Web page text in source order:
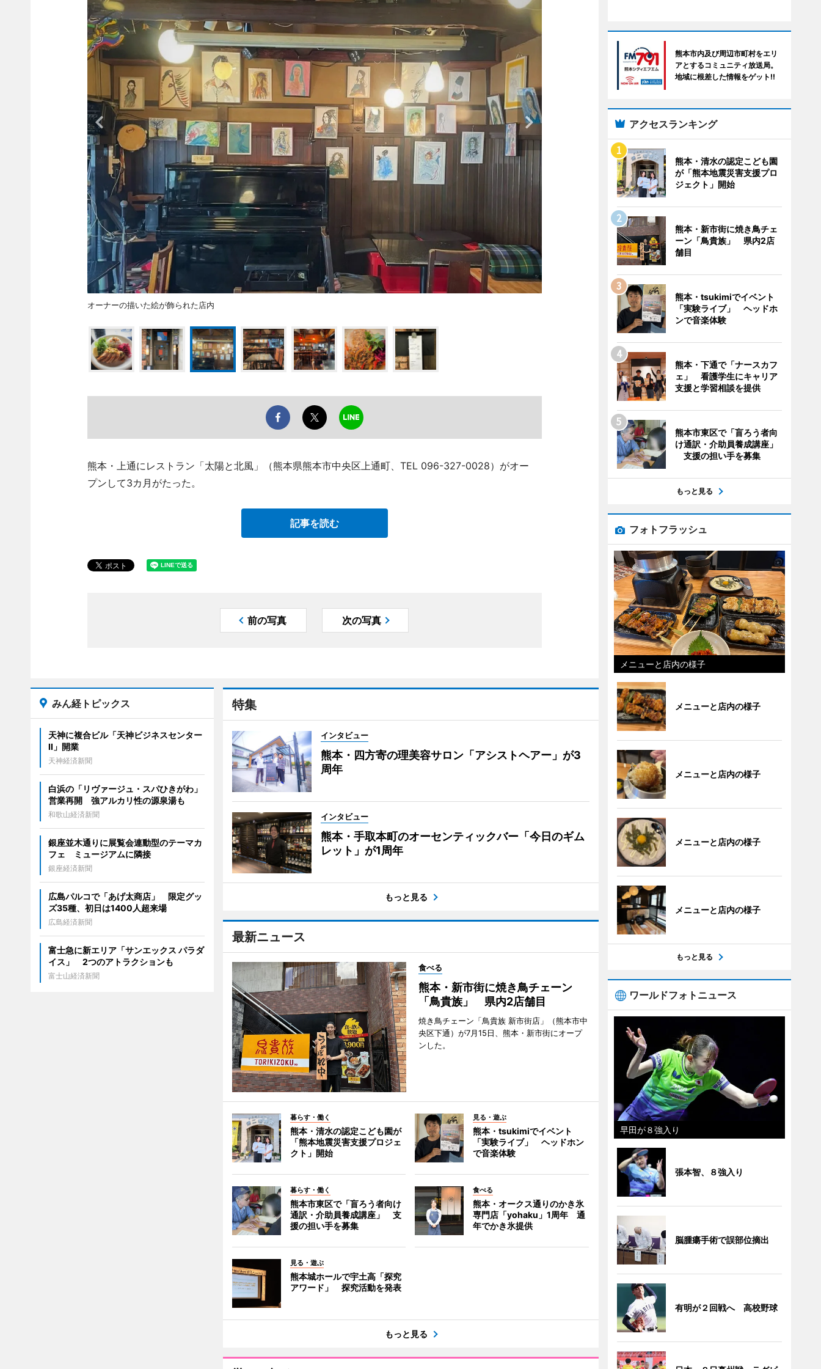
オーナーの描いた絵が飾られた店内
熊本・上通にレストラン「太陽と北風」（熊本県熊本市中央区上通町、TEL 096-327-0028）がオー
プンして3カ月がたった。
記事を読む
前の写真 次の写真
特集
インタビュー
熊本・四方寄の理美容サロン「アシストヘアー」が3
周年
インタビュー
熊本・手取本町のオーセンティックバー「今日のギム
レット」が1周年
もっと見る
最新ニュース
食べる
熊本・新市街に焼き鳥チェーン
「鳥貴族」 県内2店舗目
焼き鳥チェーン「鳥貴族 新市街店」（熊本市中
央区下通）が7月15日、熊本・新市街にオープ
ンした。
暮らす・働く
熊本・清水の認定こども園が
「熊本地震災害支援プロジェ
クト」開始
見る・遊ぶ
熊本・tsukimiでイベント
「実験ライブ」 ヘッドホン
で音楽体験
暮らす・働く
熊本市東区で「盲ろう者向け
通訳・介助員養成講座」 支
援の担い手を募集
食べる
熊本・オークス通りのかき氷
専門店「yohaku」1周年 通
年でかき氷提供
見る・遊ぶ
熊本城ホールで宇土高「探究
アワード」 探究活動を発表
もっと見る
みん経トピックス
天神に複合ビル「天神ビジネスセンター
II」開業
天神経済新聞
白浜の「リヴァージュ・スパひきがわ」
営業再開 強アルカリ性の源泉湯も
和歌山経済新聞
銀座並木通りに展覧会連動型のテーマカ
フェ ミュージアムに隣接
銀座経済新聞
広島パルコで「あげ太商店」 限定グッ
ズ35種、初日は1400人超来場
広島経済新聞
富士急に新エリア「サンエックス パラダ
イス」 2つのアトラクションも
富士山経済新聞
熊本市内及び周辺市町村をエリ
アとするコミュニティ放送局。
地域に根差した情報をゲット!!
アクセスランキング
熊本・清水の認定こども園
が「熊本地震災害支援プロ
ジェクト」開始
熊本・新市街に焼き鳥チェ
ーン「鳥貴族」 県内2店
舗目
熊本・tsukimiでイベント
「実験ライブ」 ヘッドホ
ンで音楽体験
熊本・下通で「ナースカフ
ェ」 看護学生にキャリア
支援と学習相談を提供
熊本市東区で「盲ろう者向
け通訳・介助員養成講座」
支援の担い手を募集
もっと見る
フォトフラッシュ
メニューと店内の様子
メニューと店内の様子
メニューと店内の様子
メニューと店内の様子
メニューと店内の様子
もっと見る
ワールドフォトニュース
早田が８強入り
張本智、８強入り
脳腫瘍手術で誤部位摘出
有明が２回戦へ 高校野球